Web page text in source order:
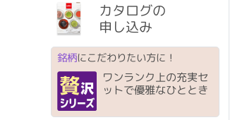
カタログの
申し込み
銘柄にこだわりたい方に！
ワンランク上の充実セ
ットで優雅なひととき